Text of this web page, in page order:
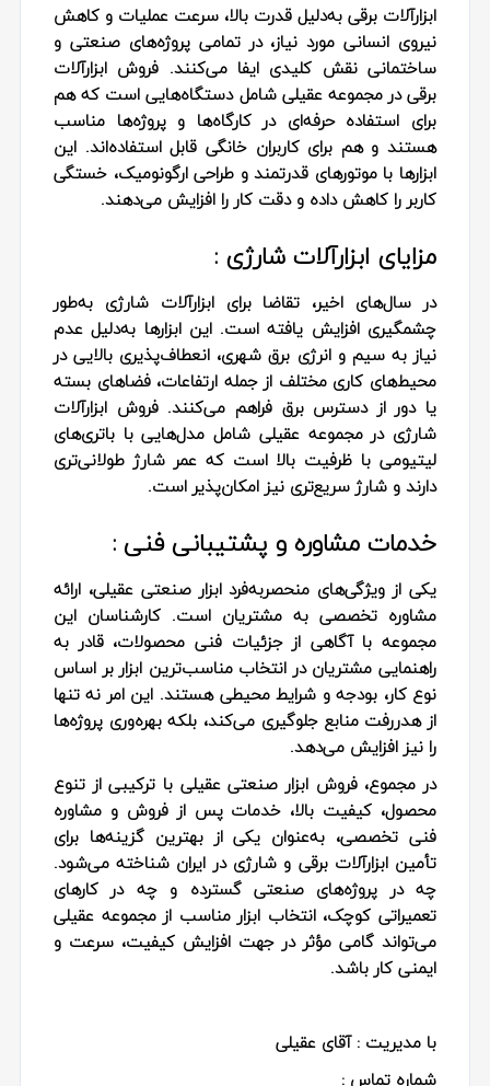
ابزارآلات برقی به‌دلیل قدرت بالا، سرعت عملیات و کاهش
نیروی انسانی مورد نیاز، در تمامی پروژه‌های صنعتی و
ساختمانی نقش کلیدی ایفا می‌کنند. فروش ابزارآلات
برقی در مجموعه عقیلی شامل دستگاه‌هایی است که هم
برای استفاده حرفه‌ای در کارگاه‌ها و پروژه‌ها مناسب
هستند و هم برای کاربران خانگی قابل استفاده‌اند. این
ابزارها با موتورهای قدرتمند و طراحی ارگونومیک، خستگی
کاربر را کاهش داده و دقت کار را افزایش می‌دهند.
مزایای ابزارآلات شارژی :
در سال‌های اخیر، تقاضا برای ابزارآلات شارژی به‌طور
چشمگیری افزایش یافته است. این ابزارها به‌دلیل عدم
نیاز به سیم و انرژی برق شهری، انعطاف‌پذیری بالایی در
محیط‌های کاری مختلف از جمله ارتفاعات، فضاهای بسته
یا دور از دسترس برق فراهم می‌کنند. فروش ابزارآلات
شارژی در مجموعه عقیلی شامل مدل‌هایی با باتری‌های
لیتیومی با ظرفیت بالا است که عمر شارژ طولانی‌تری
دارند و شارژ سریع‌تری نیز امکان‌پذیر است.
خدمات مشاوره و پشتیبانی فنی :
یکی از ویژگی‌های منحصربه‌فرد ابزار صنعتی عقیلی، ارائه
مشاوره تخصصی به مشتریان است. کارشناسان این
مجموعه با آگاهی از جزئیات فنی محصولات، قادر به
راهنمایی مشتریان در انتخاب مناسب‌ترین ابزار بر اساس
نوع کار، بودجه و شرایط محیطی هستند. این امر نه تنها
از هدررفت منابع جلوگیری می‌کند، بلکه بهره‌وری پروژه‌ها
را نیز افزایش می‌دهد.
در مجموع، فروش ابزار صنعتی عقیلی با ترکیبی از تنوع
محصول، کیفیت بالا، خدمات پس از فروش و مشاوره
فنی تخصصی، به‌عنوان یکی از بهترین گزینه‌ها برای
تأمین ابزارآلات برقی و شارژی در ایران شناخته می‌شود.
چه در پروژه‌های صنعتی گسترده و چه در کارهای
تعمیراتی کوچک، انتخاب ابزار مناسب از مجموعه عقیلی
می‌تواند گامی مؤثر در جهت افزایش کیفیت، سرعت و
ایمنی کار باشد.
با مدیریت : آقای عقیلی
شماره تماس :